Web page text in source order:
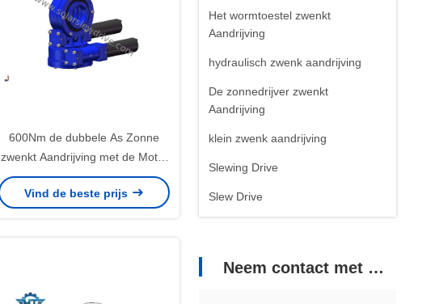
Het wormtoestel zwenkt
Aandrijving
hydraulisch zwenk aandrijving
De zonnedrijver zwenkt
Aandrijving
klein zwenk aandrijving
Slewing Drive
Slew Drive
Neem contact met ons op
600Nm de dubbele As Zonne
zwenkt Aandrijving met de Motor
en de Codeurs van 24VDC
Vind de beste prijs